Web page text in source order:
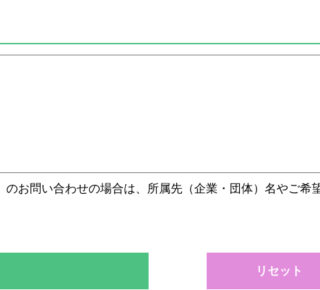
お問い合わせの場合は、所属先（企業・団体）名やご希
リセット